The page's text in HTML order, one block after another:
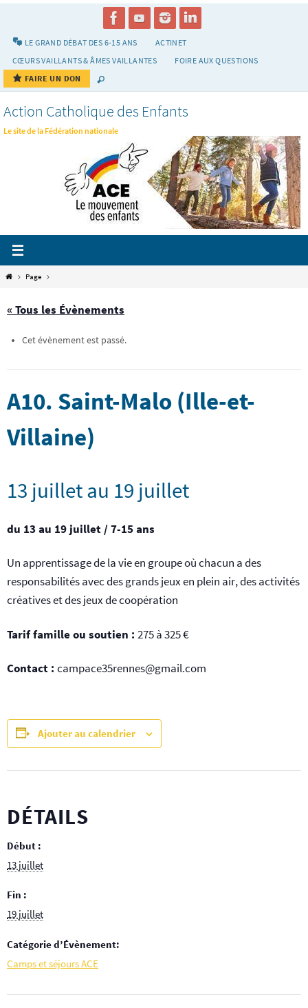
LE GRAND DÉBAT DES 6-15 ANS
ACTINET
CŒURS VAILLANTS & ÂMES VAILLANTES
FOIRE AUX QUESTIONS
FAIRE UN DON
Action Catholique des Enfants
Le site de la Fédération nationale
HomePage
« Tous les Évènements
Cet évènement est passé.
A10. Saint-Malo (Ille-et-
Villaine)
13 juilletau 19 juillet
du 13 au 19 juillet / 7-15 ans
Un apprentissage de la vie en groupe où chacun a des
responsabilités avec des grands jeux en plein air, des activités
créatives et des jeux de coopération
Tarif famille ou soutien : 275 à 325 €
Contact : campace35rennes@gmail.com
Ajouter au calendrier
DÉTAILS
Début :
13 juillet
Fin :
19 juillet
Catégorie d’Évènement:
Camps et séjours ACE